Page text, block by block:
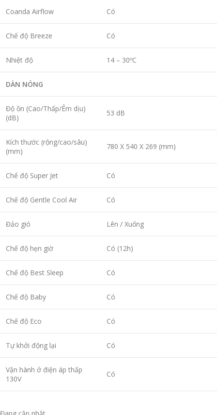
Coanda Airflow Có
Chế độ Breeze Có
Nhiệt độ 14 – 30ºC
DÀN NÓNG
Độ ồn (Cao/Thấp/Êm dịu)
(dB)
53 dB
Kích thước (rộng/cao/sâu)
(mm)
780 X 540 X 269 (mm)
Chế độ Super Jet Có
Chế độ Gentle Cool Air Có
Đảo gió Lên / Xuống
Chế độ hẹn giờ Có (12h)
Chế độ Best Sleep Có
Chế độ Baby Có
Chế độ Eco Có
Tự khởi động lại Có
Vận hành ở điện áp thấp
130V
Có